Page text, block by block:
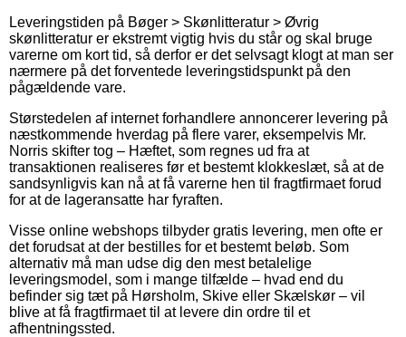
Leveringstiden på Bøger > Skønlitteratur > Øvrig
skønlitteratur er ekstremt vigtig hvis du står og skal bruge
varerne om kort tid, så derfor er det selvsagt klogt at man ser
nærmere på det forventede leveringstidspunkt på den
pågældende vare.
Størstedelen af internet forhandlere annoncerer levering på
næstkommende hverdag på flere varer, eksempelvis Mr.
Norris skifter tog – Hæftet, som regnes ud fra at
transaktionen realiseres før et bestemt klokkeslæt, så at de
sandsynligvis kan nå at få varerne hen til fragtfirmaet forud
for at de lageransatte har fyraften.
Visse online webshops tilbyder gratis levering, men ofte er
det forudsat at der bestilles for et bestemt beløb. Som
alternativ må man udse dig den mest betalelige
leveringsmodel, som i mange tilfælde – hvad end du
befinder sig tæt på Hørsholm, Skive eller Skælskør – vil
blive at få fragtfirmaet til at levere din ordre til et
afhentningssted.